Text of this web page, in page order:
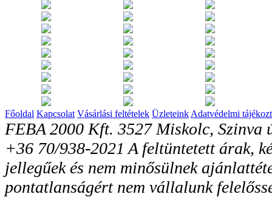
Főoldal Kapcsolat Vásárlási feltételek Üzleteink Adatvédelmi
FEBA 2000 Kft. 3527 Miskolc,
+36 70/938-2021 A feltüntetett árak,
jellegűek és nem minősülnek
pontatlanságért nem vállalunk